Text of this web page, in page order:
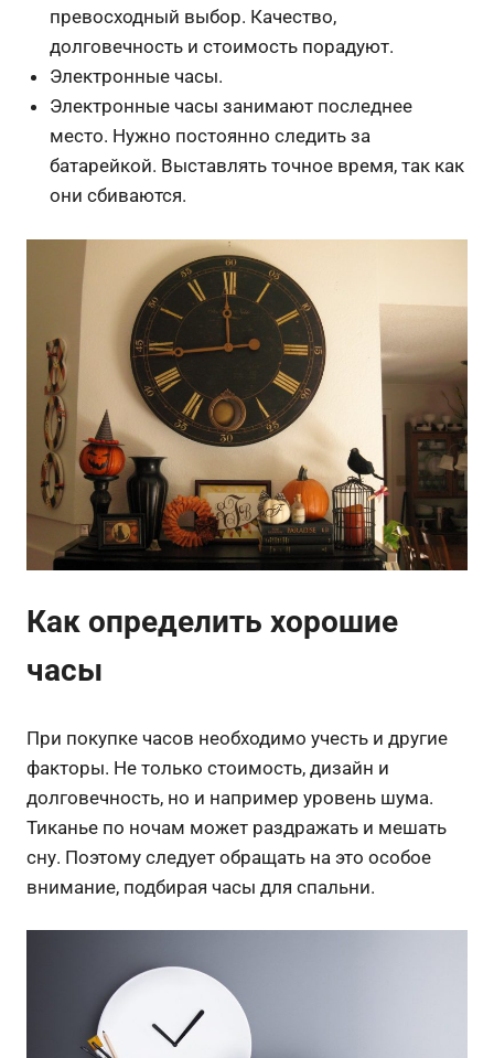
превосходный выбор. Качество,
долговечность и стоимость порадуют.
Электронные часы.
Электронные часы занимают последнее
место. Нужно постоянно следить за
батарейкой. Выставлять точное время, так как
они сбиваются.
Как определить хорошие
часы
При покупке часов необходимо учесть и другие
факторы. Не только стоимость, дизайн и
долговечность, но и например уровень шума.
Тиканье по ночам может раздражать и мешать
сну. Поэтому следует обращать на это особое
внимание, подбирая часы для спальни.